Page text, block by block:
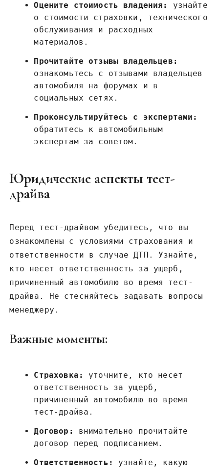
Оцените стоимость владения:
узнайте
о стоимости страховки, технического
обслуживания и расходных
материалов.
Прочитайте отзывы владельцев:
ознакомьтесь с отзывами владельцев
автомобиля на форумах и в
социальных сетях.
Проконсультируйтесь с экспертами:
обратитесь к автомобильным
экспертам за советом.
Юридические аспекты тест-
драйва
Перед тест-драйвом убедитесь, что вы
ознакомлены с условиями страхования и
ответственности в случае ДТП. Узнайте,
кто несет ответственность за ущерб,
причиненный автомобилю во время тест-
драйва. Не стесняйтесь задавать вопросы
менеджеру.
Важные моменты:
Страховка:
уточните, кто несет
ответственность за ущерб,
причиненный автомобилю во время
тест-драйва.
Договор:
внимательно прочитайте
договор перед подписанием.
Ответственность:
узнайте, какую